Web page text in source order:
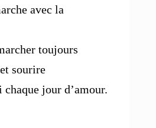
avec la
toujours
sourire
jour d’amour.